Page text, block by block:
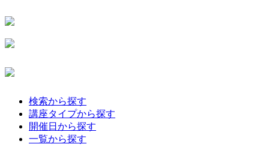
検索から探す
講座タイプから探す
開催日から探す
一覧から探す